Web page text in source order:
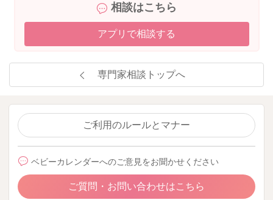
相談はこちら
アプリで相談する
専門家相談トップへ
ご利用のルールとマナー
ベビーカレンダーへのご意見をお聞かせください
ご質問・お問い合わせはこちら